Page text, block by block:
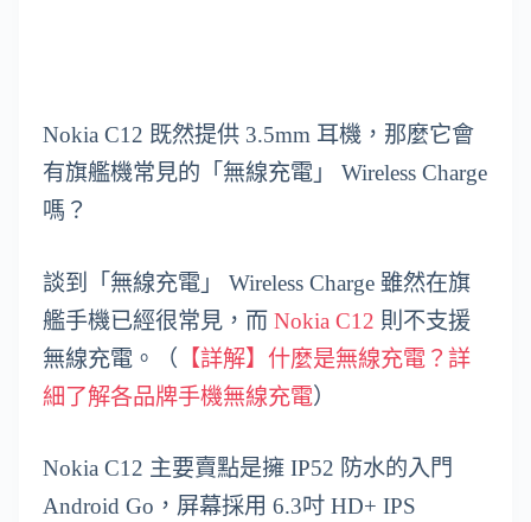
Nokia C12 既然提供 3.5mm 耳機，那麼它會
有旗艦機常見的「無線充電」 Wireless Charge
嗎？
談到「無線充電」 Wireless Charge 雖然在旗
艦手機已經很常見，而 Nokia C12 則不支援
無線充電。（ 【詳解】什麼是無線充電？詳
細了解各品牌手機無線充電）
Nokia C12 主要賣點是擁 IP52 防水的入門
Android Go，屏幕採用 6.3吋 HD+ IPS